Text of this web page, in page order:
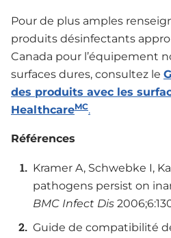
Pour de plus amples
produits désinfectants
Canada pour l’équipement
surfaces dures, consultez le
des produits avec les
HealthcareMC.
Références
Kramer A, Schwebke I,
pathogens persist on
BMC Infect Dis
Guide de compatibilité